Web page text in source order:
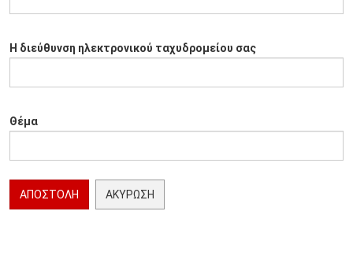
Η διεύθυνση ηλεκτρονικού ταχυδρομείου σας
Θέμα
ΑΠΟΣΤΟΛΉ ΑΚΎΡΩΣΗ